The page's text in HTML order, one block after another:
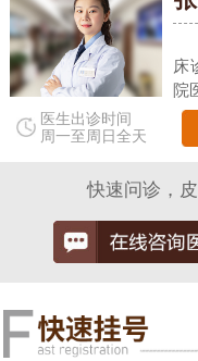
医生出诊时间
周一至周日全天
床
院
快速问诊，